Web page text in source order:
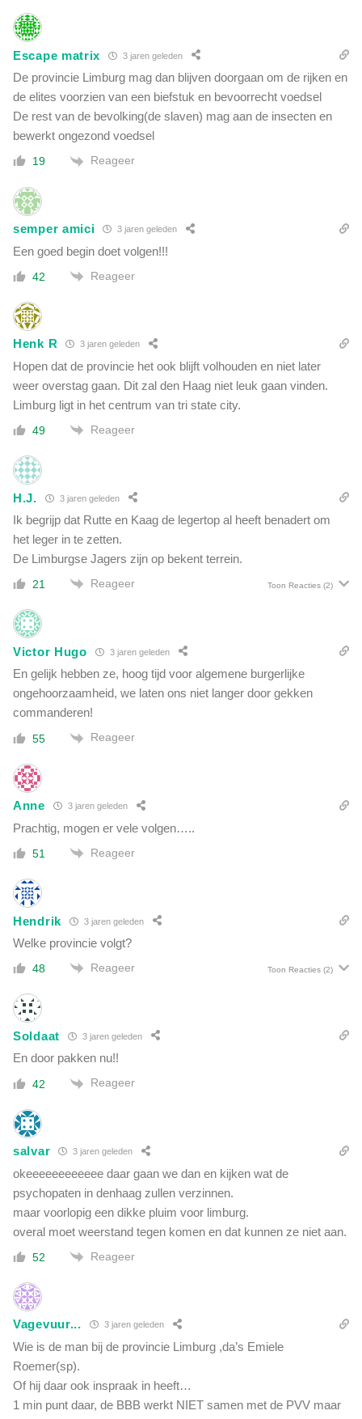
Escape matrix 3 jaren geleden
De provincie Limburg mag dan blijven doorgaan om de rijken en
de elites voorzien van een biefstuk en bevoorrecht voedsel
De rest van de bevolking(de slaven) mag aan de insecten en
bewerkt ongezond voedsel
19 Reageer
semper amici 3 jaren geleden
Een goed begin doet volgen!!!
42 Reageer
Henk R 3 jaren geleden
Hopen dat de provincie het ook blijft volhouden en niet later
weer overstag gaan. Dit zal den Haag niet leuk gaan vinden.
Limburg ligt in het centrum van tri state city.
49 Reageer
H.J. 3 jaren geleden
Ik begrijp dat Rutte en Kaag de legertop al heeft benadert om
het leger in te zetten.
De Limburgse Jagers zijn op bekent terrein.
21 Reageer Toon Reacties (2)
Victor Hugo 3 jaren geleden
En gelijk hebben ze, hoog tijd voor algemene burgerlijke
ongehoorzaamheid, we laten ons niet langer door gekken
commanderen!
55 Reageer
Anne 3 jaren geleden
Prachtig, mogen er vele volgen…..
51 Reageer
Hendrik 3 jaren geleden
Welke provincie volgt?
48 Reageer Toon Reacties (2)
Soldaat 3 jaren geleden
En door pakken nu!!
42 Reageer
salvar 3 jaren geleden
okeeeeeeeeeeee daar gaan we dan en kijken wat de
psychopaten in denhaag zullen verzinnen.
maar voorlopig een dikke pluim voor limburg.
overal moet weerstand tegen komen en dat kunnen ze niet aan.
52 Reageer
Vagevuur... 3 jaren geleden
Wie is de man bij de provincie Limburg ,da’s Emiele
Roemer(sp).
Of hij daar ook inspraak in heeft…
1 min punt daar, de BBB werkt NIET samen met de PVV maar